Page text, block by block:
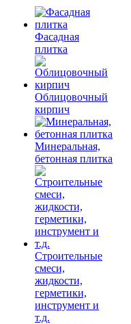
Фасадная
плитка
Облицовочный
кирпич
Минеральная,
бетонная плитка
Строительные
смеси,
жидкости,
герметики,
инструмент и
т.д.